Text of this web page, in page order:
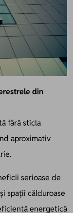
din
fără sticla
aproximativ
serioase de
spații călduroase
energetică